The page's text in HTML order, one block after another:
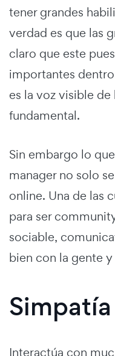
tener grandes
verdad es que las
claro que este
importantes
es la voz visible de
fundamental.
Sin embargo lo
manager no solo
online. Una de las
para ser
sociable,
bien con la gente
Simpatía
Interactúa con